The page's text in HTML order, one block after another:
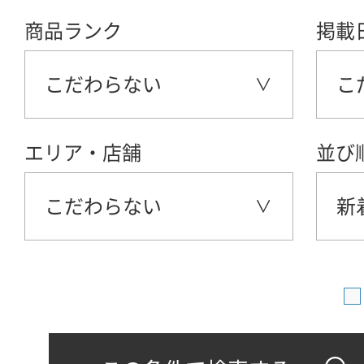
商品ランク
こだわらない
掲載
こ
エリア・店舗
こだわらない
並び
新